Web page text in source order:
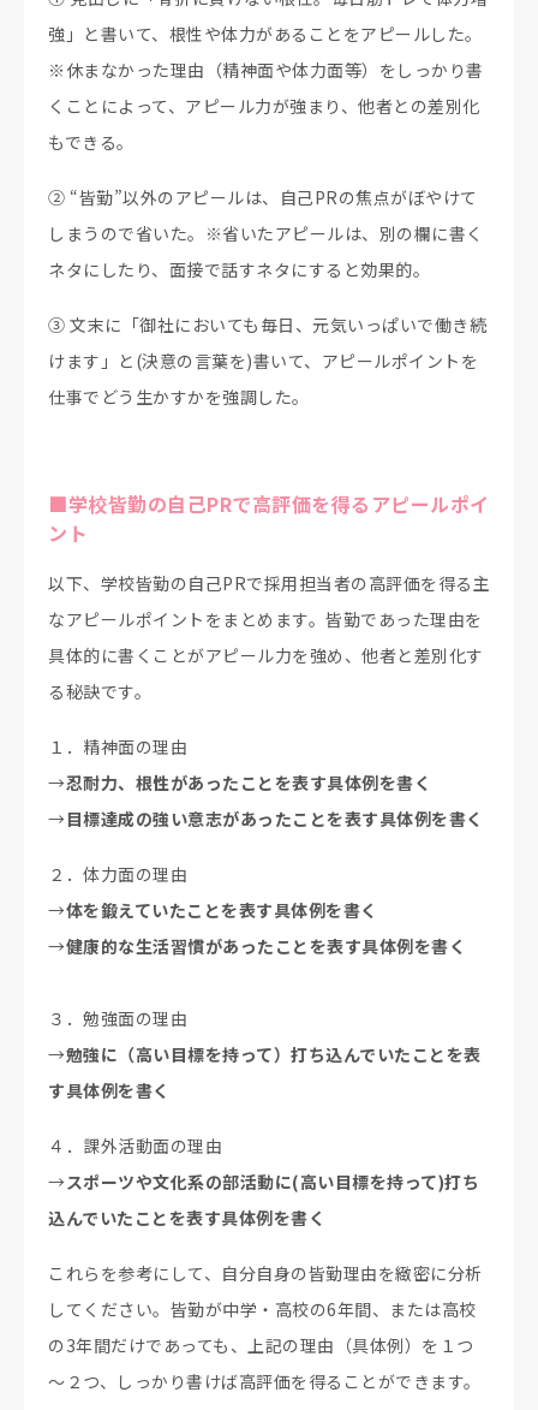
強」と書いて、根性や体力があることをアピールした。
※休まなかった理由（精神面や体力面等）をしっかり書
くことによって、アピール力が強まり、他者との差別化
もできる。
② “皆勤”以外のアピールは、自己PRの焦点がぼやけて
しまうので省いた。※省いたアピールは、別の欄に書く
ネタにしたり、面接で話すネタにすると効果的。
③ 文末に「御社においても毎日、元気いっぱいで働き続
けます」と(決意の言葉を)書いて、アピールポイントを
仕事でどう生かすかを強調した。
■学校皆勤の自己PRで高評価を得るアピールポイ
ント
以下、学校皆勤の自己PRで採用担当者の高評価を得る主
なアピールポイントをまとめます。皆勤であった理由を
具体的に書くことがアピール力を強め、他者と差別化す
る秘訣です。
１．精神面の理由
→忍耐力、根性があったことを表す具体例を書く
→目標達成の強い意志があったことを表す具体例を書く
２．体力面の理由
→体を鍛えていたことを表す具体例を書く
→健康的な生活習慣があったことを表す具体例を書く
３．勉強面の理由
→勉強に（高い目標を持って）打ち込んでいたことを表
す具体例を書く
４．課外活動面の理由
→スポーツや文化系の部活動に(高い目標を持って)打ち
込んでいたことを表す具体例を書く
これらを参考にして、自分自身の皆勤理由を緻密に分析
してください。皆勤が中学・高校の6年間、または高校
の3年間だけであっても、上記の理由（具体例）を１つ
～２つ、しっかり書けば高評価を得ることができます。